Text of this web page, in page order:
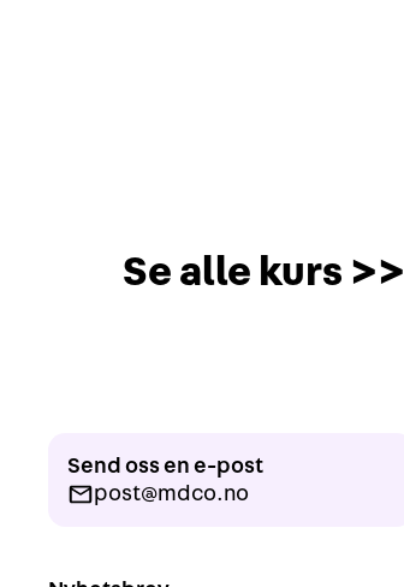
Se alle kurs >>
Send oss en e-post
post@mdco.no